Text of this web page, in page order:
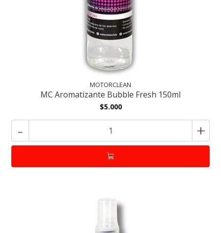
MOTORCLEAN
MC Aromatizante Bubble Fresh 150ml
$5.000
- +